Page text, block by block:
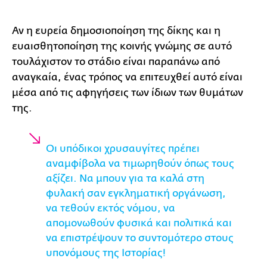
Αν η ευρεία δημοσιοποίηση της δίκης και η
ευαισθητοποίηση της κοινής γνώμης σε αυτό
τουλάχιστον το στάδιο είναι παραπάνω από
αναγκαία, ένας τρόπος να επιτευχθεί αυτό είναι
μέσα από τις αφηγήσεις των ίδιων των θυμάτων
της.
Οι υπόδικοι χρυσαυγίτες πρέπει
αναμφίβολα να τιμωρηθούν όπως τους
αξίζει. Να μπουν για τα καλά στη
φυλακή σαν εγκληματική οργάνωση,
να τεθούν εκτός νόμου, να
απομονωθούν φυσικά και πολιτικά και
να επιστρέψουν το συντομότερο στους
υπονόμους της Ιστορίας!